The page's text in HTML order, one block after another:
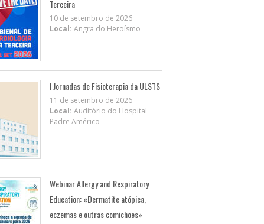
Terceira
10 de setembro de 2026
Local: Angra do Heroísmo
I Jornadas de Fisioterapia da ULSTS
11 de setembro de 2026
Local: Auditório do Hospital
Padre Américo
Webinar Allergy and Respiratory
Education: «Dermatite atópica,
eczemas e outras comichões»